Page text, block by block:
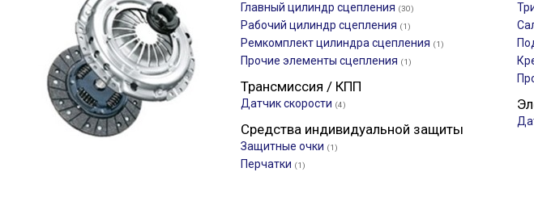
Главный цилиндр сцепления (30)
Рабочий цилиндр сцепления (1)
Ремкомплект цилиндра сцепления (1)
Прочие элементы сцепления (1)
Трансмиссия / КПП
Датчик скорости (4)
Средства индивидуальной защиты
Защитные очки (1)
Перчатки (1)